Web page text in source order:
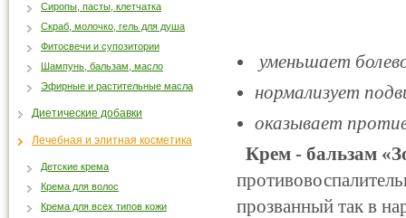
уменьшает
нормализует
оказывает
Крем - бальзам
прозванный так в
Сиропы, пасты, клетчатка
Скраб, молочко, гель для душа
Фитосвечи и супозитории
Шампунь, бальзам, масло
Эфирные и растительные масла
Диетические добавки
Лечебная и элитная косметика
Детские крема
Крема для волос
Крема для всех типов кожи